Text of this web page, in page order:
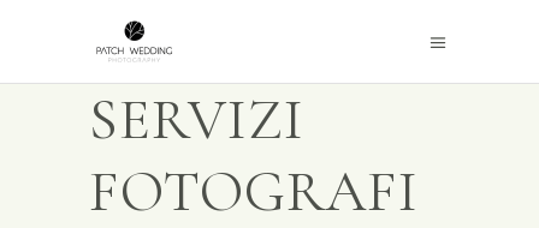
SERVIZI
FOTOGRAFI